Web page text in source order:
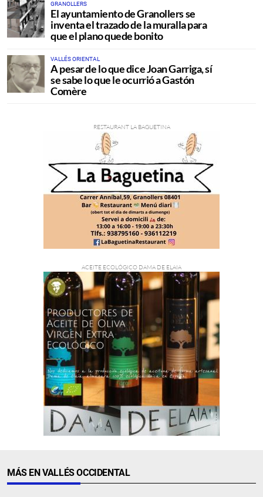
GRANOLLERS
El ayuntamiento de Granollers se
inventa el trazado de la muralla para
que el plano quede bonito
VALLÉS ORIENTAL
A pesar de lo que dice Joan Garriga, sí
se sabe lo que le ocurrió a Gastón
Comère
MÁS EN VALLÉS OCCIDENTAL